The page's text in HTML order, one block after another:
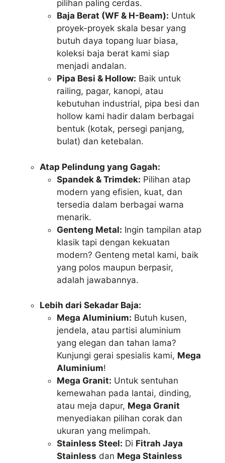
pilihan paling cerdas.
Baja Berat (WF & H-Beam): Untuk
proyek-proyek skala besar yang
butuh daya topang luar biasa,
koleksi baja berat kami siap
menjadi andalan.
Pipa Besi & Hollow: Baik untuk
railing, pagar, kanopi, atau
kebutuhan industrial, pipa besi dan
hollow kami hadir dalam berbagai
bentuk (kotak, persegi panjang,
bulat) dan ketebalan.
Atap Pelindung yang Gagah:
Spandek & Trimdek: Pilihan atap
modern yang efisien, kuat, dan
tersedia dalam berbagai warna
menarik.
Genteng Metal: Ingin tampilan atap
klasik tapi dengan kekuatan
modern? Genteng metal kami, baik
yang polos maupun berpasir,
adalah jawabannya.
Lebih dari Sekadar Baja:
Mega Aluminium: Butuh kusen,
jendela, atau partisi aluminium
yang elegan dan tahan lama?
Kunjungi gerai spesialis kami, Mega
Aluminium!
Mega Granit: Untuk sentuhan
kemewahan pada lantai, dinding,
atau meja dapur, Mega Granit
menyediakan pilihan corak dan
ukuran yang melimpah.
Stainless Steel: Di Fitrah Jaya
Stainless dan Mega Stainless